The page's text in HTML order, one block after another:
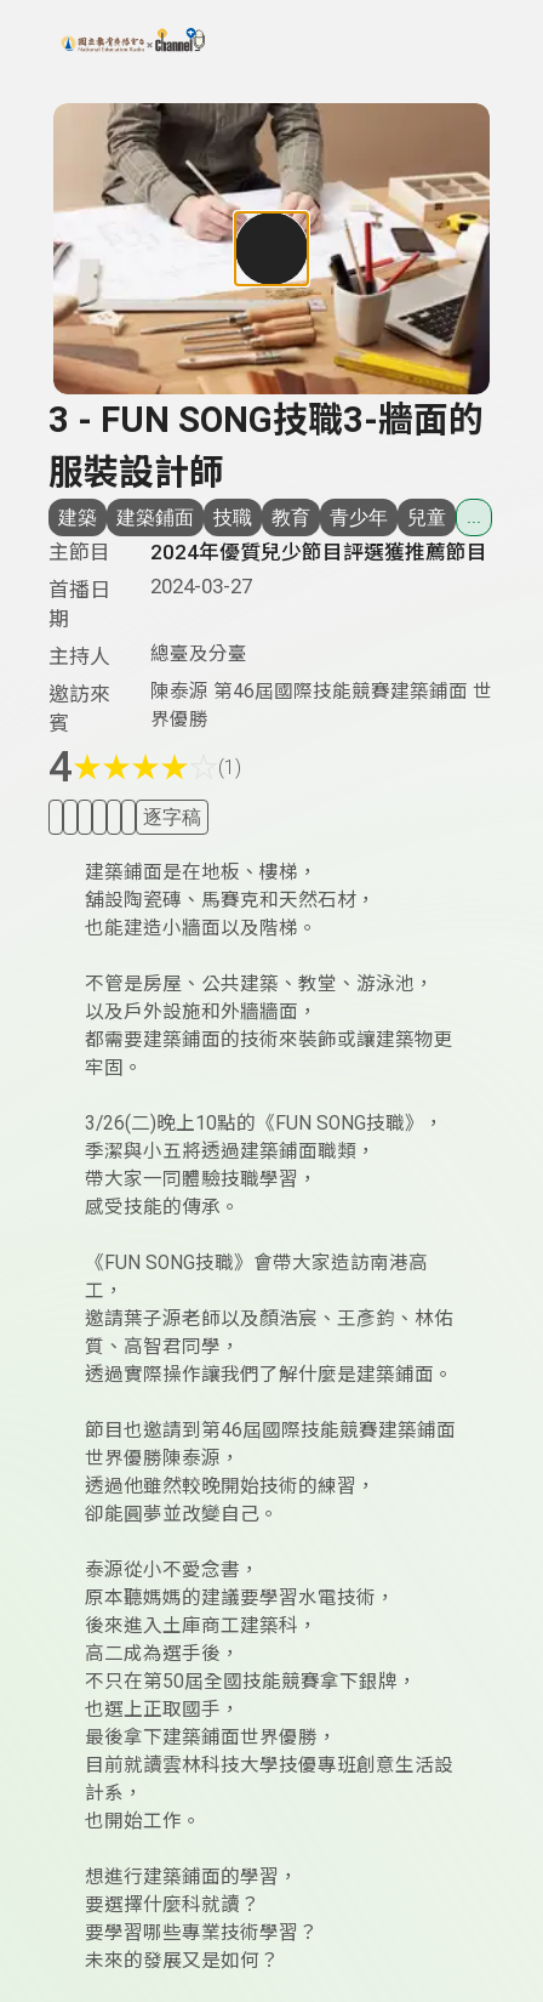
上方功能區塊
搜尋關鍵字：可輸入節目名稱、主持人或關鍵字
3 - FUN SONG技職3-牆面的
服裝設計師
建築 建築鋪面 技職 教育 青少年 兒童 ...
主節目
2024年優質兒少節目評選獲推薦節目
首播日
期
2024-03-27
主持人 總臺及分臺
邀訪來
賓
陳泰源 第46屆國際技能競賽建築鋪面 世
界優勝
4★★★★ (1)
逐字稿
建築鋪面是在地板、樓梯，
舖設陶瓷磚、馬賽克和天然石材，
也能建造小牆面以及階梯。
不管是房屋、公共建築、教堂、游泳池，
以及戶外設施和外牆牆面，
都需要建築鋪面的技術來裝飾或讓建築物更
牢固。
3/26(二)晚上10點的《FUN SONG技職》，
季潔與小五將透過建築鋪面職類，
帶大家一同體驗技職學習，
感受技能的傳承。
《FUN SONG技職》會帶大家造訪南港高
工，
邀請葉子源老師以及顏浩宸、王彥鈞、林佑
質、高智君同學，
透過實際操作讓我們了解什麼是建築鋪面。
節目也邀請到第46屆國際技能競賽建築鋪面
世界優勝陳泰源，
透過他雖然較晚開始技術的練習，
卻能圓夢並改變自己。
泰源從小不愛念書，
原本聽媽媽的建議要學習水電技術，
後來進入土庫商工建築科，
高二成為選手後，
不只在第50屆全國技能競賽拿下銀牌，
也選上正取國手，
最後拿下建築鋪面世界優勝，
目前就讀雲林科技大學技優專班創意生活設
計系，
也開始工作。
想進行建築鋪面的學習，
要選擇什麼科就讀？
要學習哪些專業技術學習？
未來的發展又是如何？